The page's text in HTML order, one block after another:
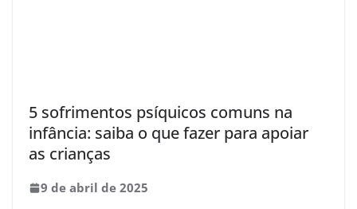
5 sofrimentos psíquicos comuns na
infância: saiba o que fazer para apoiar
as crianças
9 de abril de 2025